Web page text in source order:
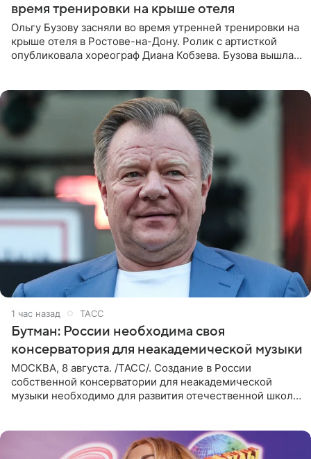
время тренировки на крыше отеля
Ольгу Бузову засняли во время утренней тренировки на
крыше отеля в Ростове-на-Дону. Ролик с артисткой
опубликовала хореограф Диана Кобзева. Бузова вышла
1 час назад ТАСС
Бутман: России необходима своя
консерватория для неакадемической музыки
МОСКВА, 8 августа. /ТАСС/. Создание в России
собственной консерватории для неакадемической
музыки необходимо для развития отечественной школы